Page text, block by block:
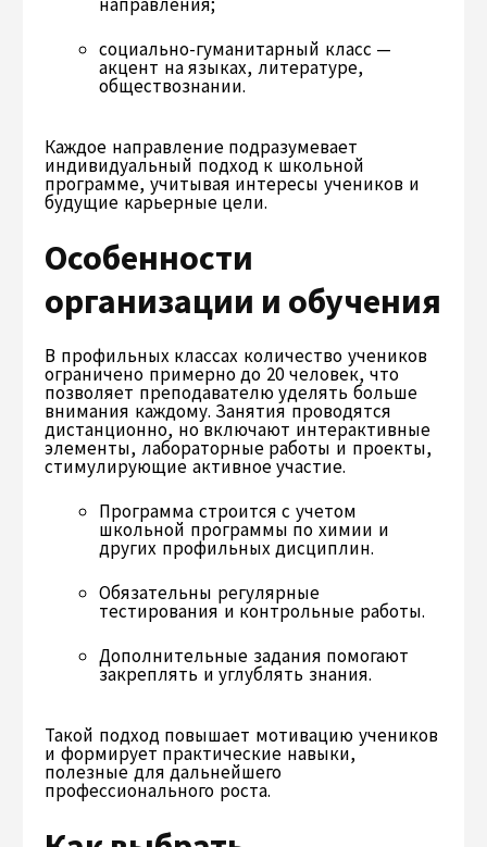
социально-гуманитарный класс —
акцент на языках, литературе,
обществознании.
Каждое направление подразумевает
индивидуальный подход к школьной
программе, учитывая интересы учеников и
будущие карьерные цели.
Особенности
организации и обучения
В профильных классах количество учеников
ограничено примерно до 20 человек, что
позволяет преподавателю уделять больше
внимания каждому. Занятия проводятся
дистанционно, но включают интерактивные
элементы, лабораторные работы и проекты,
стимулирующие активное участие.
Программа строится с учетом
школьной программы по химии и
других профильных дисциплин.
Обязательны регулярные
тестирования и контрольные работы.
Дополнительные задания помогают
закреплять и углублять знания.
Такой подход повышает мотивацию учеников
и формирует практические навыки,
полезные для дальнейшего
профессионального роста.